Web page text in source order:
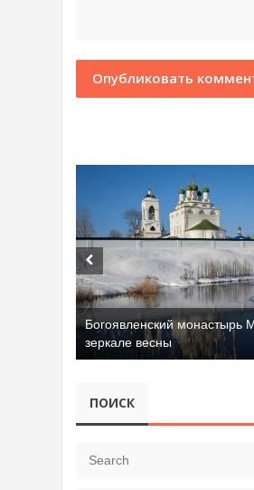
Богоявленский монастырь
зеркале весны
ПОИСК